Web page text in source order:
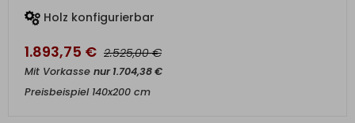
Holz konfigurierbar
1.893,75 € 2.525,00€
Mit Vorkasse nur1.704,38€
Preisbeispiel 140x200 cm